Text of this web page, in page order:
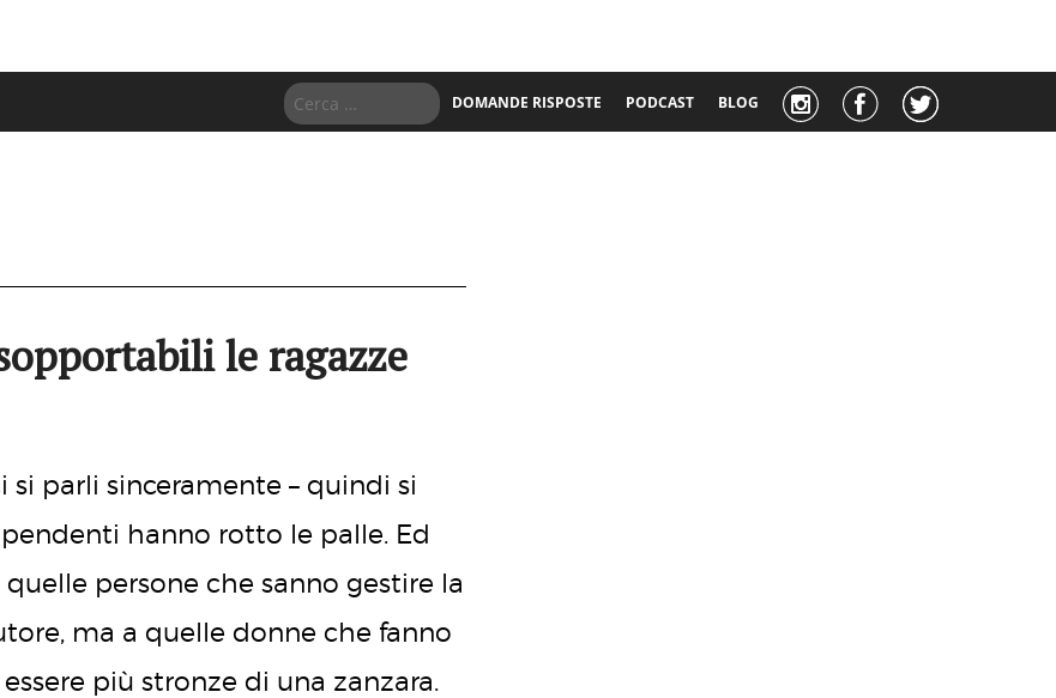
DOMANDE RISPOSTE PODCAST BLOG
le ragazze
parli sinceramente – quindi si
hanno rotto le palle. Ed
persone che sanno gestire la
ma a quelle donne che fanno
più stronze di una zanzara.